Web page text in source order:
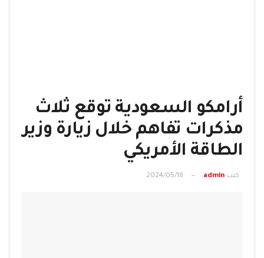
أرامكو السعودية توقع ثلاث
مذكرات تفاهم خلال زيارة وزير
الطاقة الأمريكي
كتب admin
2024/05/18